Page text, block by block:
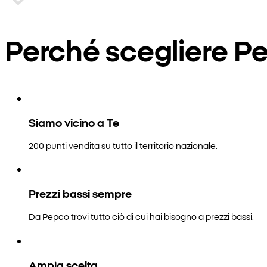
Perché scegliere
Siamo vicino a Te
200 punti vendita su tutto il territorio nazionale.
Prezzi bassi sempre
Da Pepco trovi tutto ciò di cui hai bisogno a prezzi bassi.